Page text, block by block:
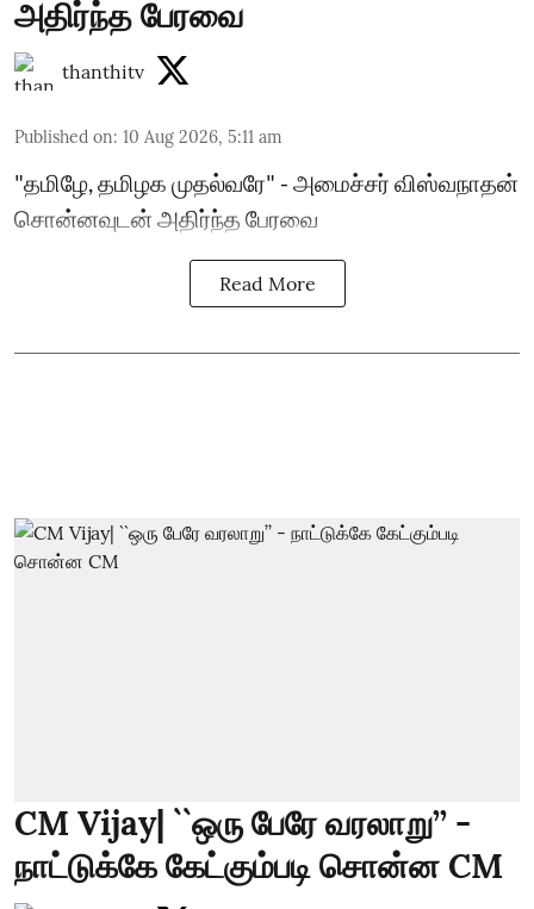
அதிர்ந்த பேரவை
thanthitv
Published on: 10 Aug 2026, 5:11 am
"தமிழே, தமிழக முதல்வரே" - அமைச்சர் விஸ்வநாதன்
சொன்னவுடன் அதிர்ந்த பேரவை
Read More
CM Vijay| ``ஒரு பேரே வரலாறு’’ -
நாட்டுக்கே கேட்கும்படி சொன்ன CM